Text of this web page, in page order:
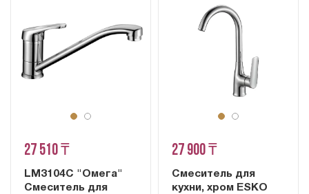
27 510 ₸
LM3104C "Омега"
Смеситель для
27 900 ₸
Смеситель для
кухни, хром ESKO